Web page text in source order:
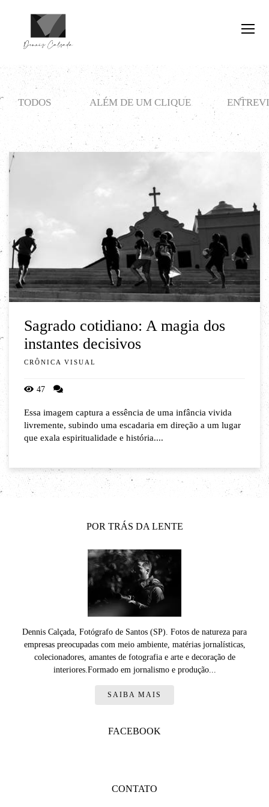
TODOS ALÉM DE UM CLIQUE
Sagrado cotidiano: A magia dos
instantes decisivos
CRÔNICA VISUAL
47
Essa imagem captura a essência de uma infância vivida
livremente, subindo uma escadaria em direção a um lugar
que exala espiritualidade e história....
POR TRÁS DA LENTE
Dennis Calçada, Fotógrafo de Santos (SP). Fotos de natureza para
empresas preocupadas com meio ambiente, matérias jornalísticas,
colecionadores, amantes de fotografia e arte e decoração de
interiores.Formado em jornalismo e produção...
SAIBA MAIS
FACEBOOK
CONTATO